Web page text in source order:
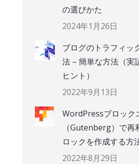
の選びかた
2024年1月26日
ブログのトラフィッ
法 – 簡単な方法（実
ヒント）
2022年9月13日
WordPressブロック
（Gutenberg）で再
ロックを作成する方
2022年8月29日